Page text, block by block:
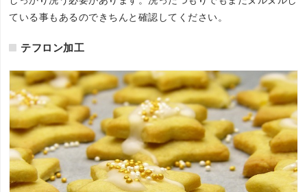
ている事もあるのできちんと確認してください。
テフロン加工